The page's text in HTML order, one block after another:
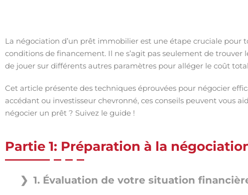
La négociation d’un prêt immobilier est une étape cruciale
conditions de financement. Il ne s’agit pas seulement de
de jouer sur différents autres paramètres pour alléger le coût
Cet article présente des techniques éprouvées pour négocier
accédant ou investisseur chevronné, ces conseils peuvent vous
négocier un prêt ? Suivez le guide !
Partie 1: Préparation à la
1. Évaluation de votre situation